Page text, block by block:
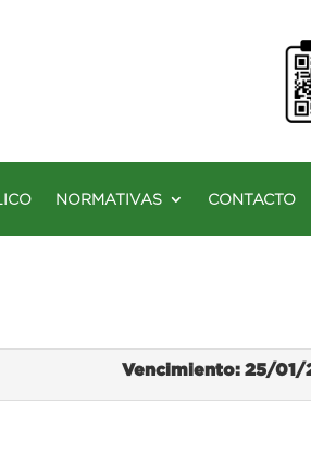
NORMATIVAS CONTACTO
Vencimiento: 25/01/